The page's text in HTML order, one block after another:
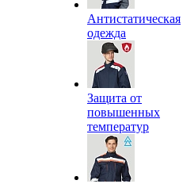
Антистатическая
одежда
Защита от
повышенных
температур